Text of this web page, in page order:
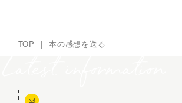
TOP | 本の感想を送る